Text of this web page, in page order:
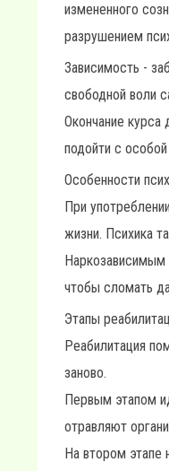
измененного
разрушением
Зависимость -
свободной воли
Окончание курса
подойти с
Особенности
При
жизни. Психика
Наркозависимым
чтобы сломать
Этапы
Реабилитация
заново.
Первым этапом
отравляют
На втором этапе